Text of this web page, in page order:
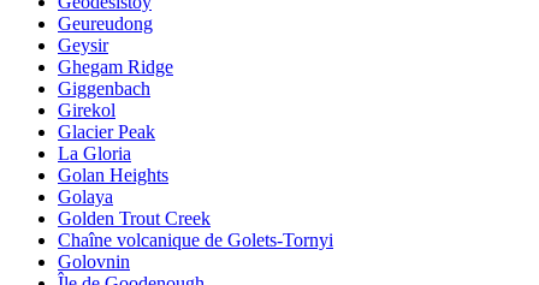
Geureudong
Geysir
Ghegam Ridge
Giggenbach
Girekol
Glacier Peak
La Gloria
Golan Heights
Golaya
Golden Trout Creek
Chaîne volcanique de Golets-Tornyi
Golovnin